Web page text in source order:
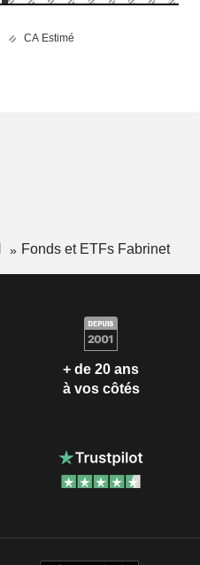
Fonds et ETFs Fabrinet
+ de 20 ans
à vos côtés